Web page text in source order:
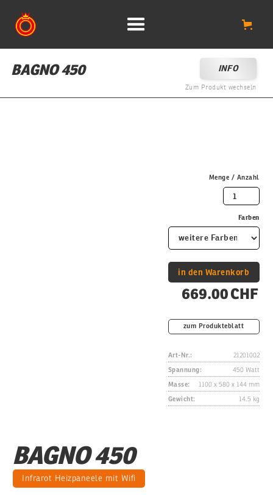
BAGNO 450 INFO
Zum Produkt wechseln
Menge / Anzahl
Farben
669.00 CHF
zum Produkteblatt
Art-Nr.:
21201002
Spannung:
450 Watt
Masse:
1100 x 580 x 144 mm
Gewicht:
14.5 kg
BAGNO 450
Infrarot Heizpaneele mit Wifi